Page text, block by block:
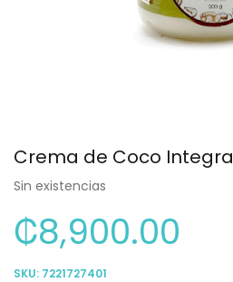
Crema de Coco
Sin existencias
₡8,900.00
SKU: 7221727401